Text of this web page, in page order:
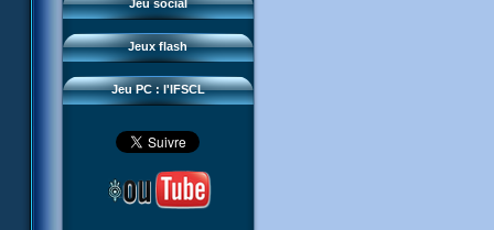
Jeu social
Jeux flash
Sector 2 Escape
Jeu PC : l'IFSCL
Téléchargements
Réseau IFSCL